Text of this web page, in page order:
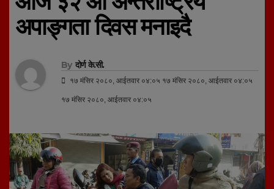
अपाङ्गता दिवस मनाइदै
By दोर्ण के.सी.
१७ मंसिर २०८०, आईतवार ०४:०५ १७ मंसिर २०८०, आईतवार ०४:०५
१७ मंसिर २०८०, आईतवार ०४:०५